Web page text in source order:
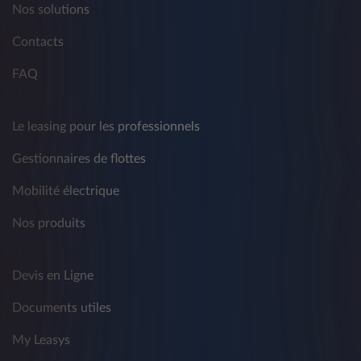
et/ou à d'autres sociétés du groupe Crédit
directe ou de communication commerciale
interactive sur produits, services et autres
activités concernant les produits de tiers.
refus de consentir à un tel traitement affecte
l'exécution des activités décrites ci-dessus.
référence aux fins visées au présent
5).
2) Destinataires des données personnelles
Nos solutions
Contacts
FAQ
Le leasing pour les professionnels
Gestionnaires de flottes
Mobilité électrique
Nos produits
Devis en Ligne
Documents utiles
My Leasys